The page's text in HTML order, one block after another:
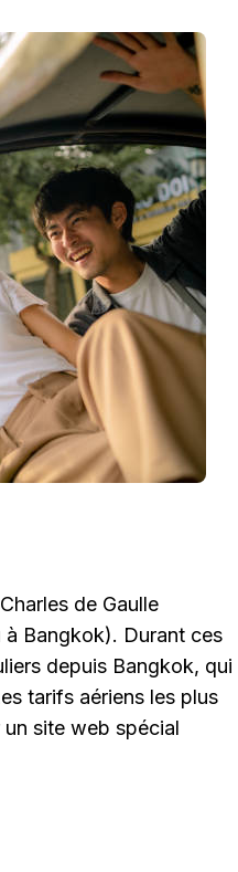
de Gaulle
à Bangkok). Durant ces
depuis Bangkok, qui
tarifs aériens les plus
site web spécial